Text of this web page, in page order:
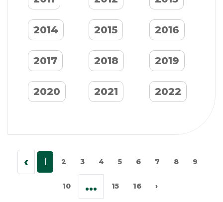
2014 2015 2016
2017 2018 2019
2020 2021 2022
‹ 1 2 3 4 5 6 7 8 9
10 ... 15 16 ›